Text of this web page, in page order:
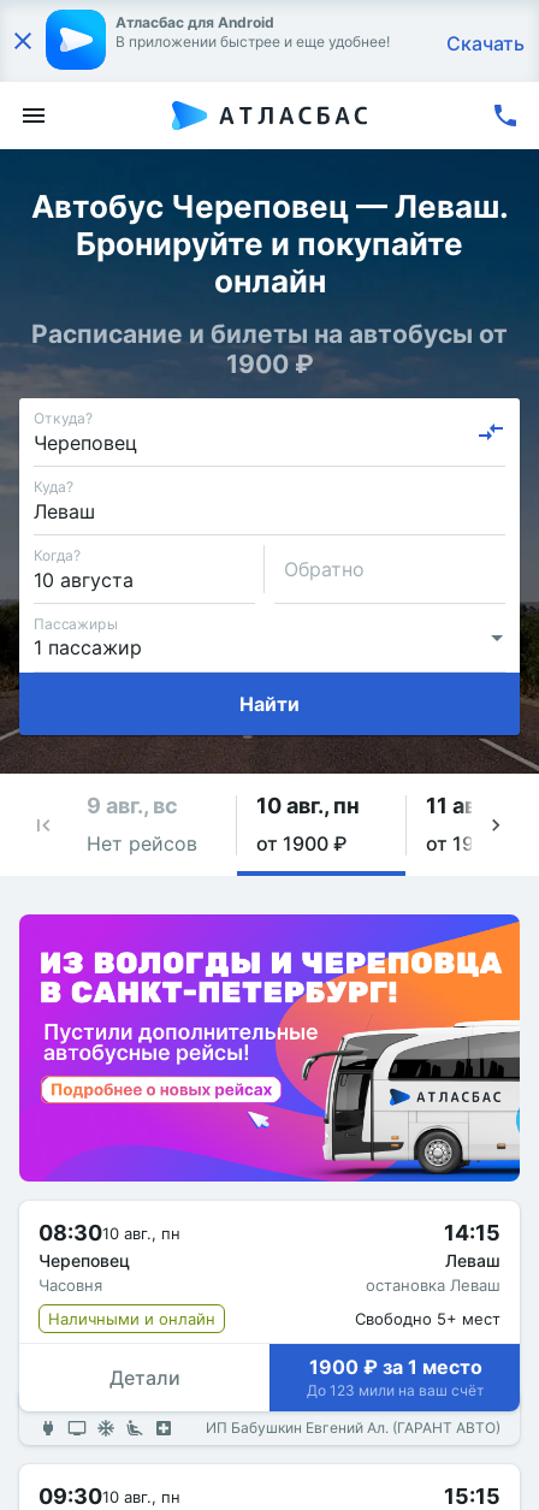
Атласбас для Android
В приложении быстрее и еще удобнее!
Скачать
Автобус Череповец — Леваш.
Бронируйте и покупайте
онлайн
Расписание и билеты на автобусы от
1900 ₽
Откуда?
Куда?
Когда?
Обратно
Пассажиры
Найти
9 авг., вс
Нет рейсов
10 авг., пн
от 1900 ₽
11 авг., вт
от 1900 ₽
08:3010 авг., пн
Череповец
Часовня
14:15
Леваш
остановка Леваш
Наличными и онлайн
Свободно 5+ мест
Детали 1900 ₽ за 1 место
До 123 мили на ваш счёт
ИП Бабушкин Евгений Ал. (ГАРАНТ АВТО)
09:3010 авг., пн 15:15